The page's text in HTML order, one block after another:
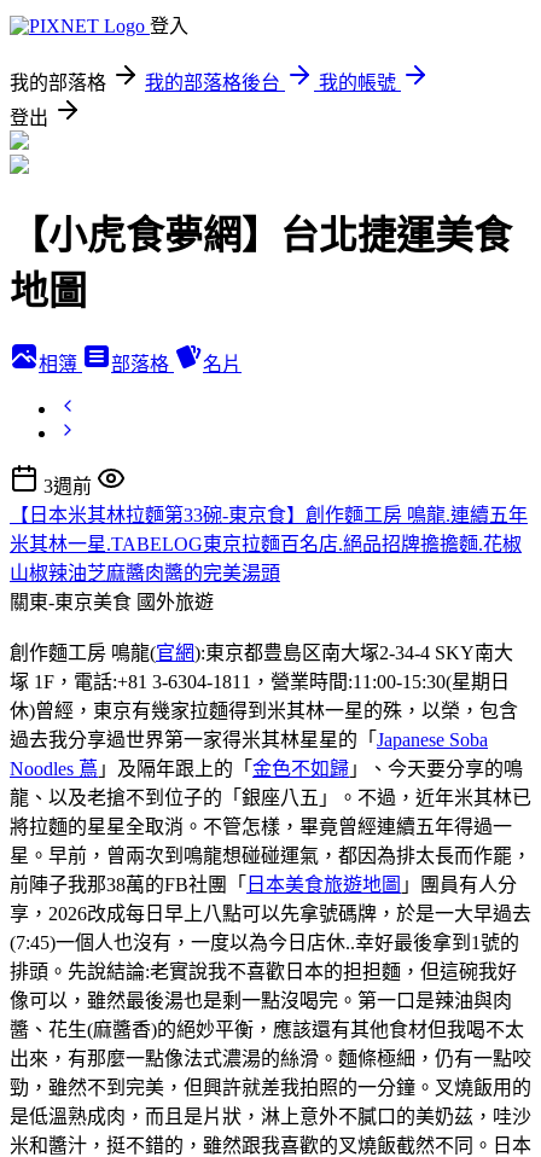
登入
我的部落格 我的部落格後台
我的帳號
登出
【小虎食夢網】台北捷運美食
地圖
相簿 部落格 名片
3週前
【日本米其林拉麵第33碗-東京食】創作麵工房 鳴龍.連續五年
米其林一星.TABELOG東京拉麵百名店.絕品招牌擔擔麵.花椒
山椒辣油芝麻醬肉醬的完美湯頭
關東-東京美食 國外旅遊
創作麵工房 鳴龍(官網):東京都豊島区南大塚2-34-4 SKY南大
塚 1F，電話:+81 3-6304-1811，營業時間:11:00-15:30(星期日
休)曾經，東京有幾家拉麵得到米其林一星的殊，以榮，包含
過去我分享過世界第一家得米其林星星的「 Japanese Soba
Noodles 蔦 」及隔年跟上的「 金色不如歸 」、今天要分享的鳴
龍、以及老搶不到位子的「銀座八五」。不過，近年米其林已
將拉麵的星星全取消。不管怎樣，畢竟曾經連續五年得過一
星。早前，曾兩次到鳴龍想碰碰運氣，都因為排太長而作罷，
前陣子我那38萬的FB社團「 日本美食旅遊地圖 」團員有人分
享，2026改成每日早上八點可以先拿號碼牌，於是一大早過去
(7:45)一個人也沒有，一度以為今日店休..幸好最後拿到1號的
排頭。先說結論:老實說我不喜歡日本的担担麵，但這碗我好
像可以，雖然最後湯也是剩一點沒喝完。第一口是辣油與肉
醬、花生(麻醬香)的絕妙平衡，應該還有其他食材但我喝不太
出來，有那麼一點像法式濃湯的絲滑。麵條極細，仍有一點咬
勁，雖然不到完美，但興許就差我拍照的一分鐘。叉燒飯用的
是低溫熟成肉，而且是片狀，淋上意外不膩口的美奶茲，哇沙
米和醬汁，挺不錯的，雖然跟我喜歡的叉燒飯截然不同。日本